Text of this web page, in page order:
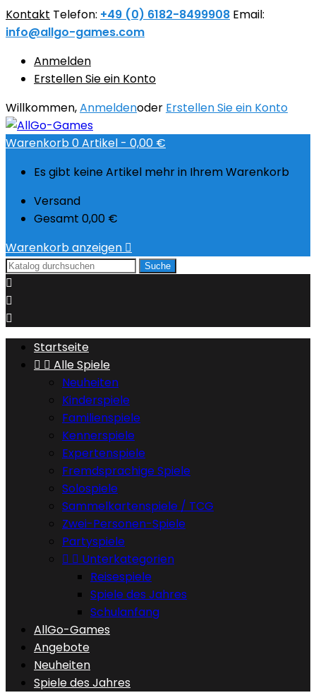
Kontakt Telefon: +49 (0) 6182-8499908 Email:
info@allgo-games.com
Anmelden
Erstellen Sie ein Konto
Willkommen,Anmeldenoder Erstellen Sie ein Konto
Warenkorb0Artikel - 0,00 €
Es gibt keine Artikel mehr in Ihrem Warenkorb
Versand
Gesamt 0,00 €
Warenkorb anzeigen 
Suche



Startseite
  Alle Spiele
Neuheiten
Kinderspiele
Familienspiele
Kennerspiele
Expertenspiele
Fremdsprachige Spiele
Solospiele
Sammelkartenspiele / TCG
Zwei-Personen-Spiele
Partyspiele
  Unterkategorien
Reisespiele
Spiele des Jahres
Schulanfang
AllGo-Games
Angebote
Neuheiten
Spiele des Jahres